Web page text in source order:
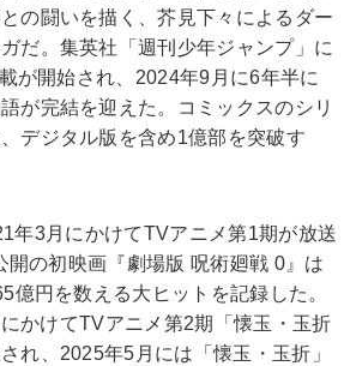
の闘いを描く、芥見下々によるダー
だ。集英社「週刊少年ジャンプ」に
が開始され、2024年9月に6年半に
が完結を迎えた。コミックスのシリ
デジタル版を含め1億部を突破す
年3月にかけてTVアニメ第1期が放送
開の初映画『劇場版 呪術廻戦 0』は
億円を数える大ヒットを記録した。
かけてTVアニメ第2期「懐玉・玉折
れ、2025年5月には「懐玉・玉折」